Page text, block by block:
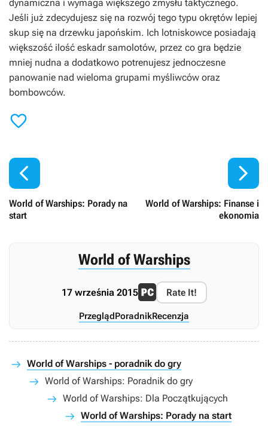
dynamiczna i wymaga większego zmysłu taktycznego.
Jeśli już zdecydujesz się na rozwój tego typu okrętów lepiej
skup się na drzewku japońskim. Ich lotniskowce posiadają
większość ilość eskadr samolotów, przez co gra będzie
mniej nudna a dodatkowo potrenujesz jednoczesne
panowanie nad wieloma grupami myśliwców oraz
bombowców.


World of Warships: Porady na
start
World of Warships: Finanse i
ekonomia

World of Warships
17 września 2015 Rate It!
PrzeglądPoradnikRecenzja
World of Warships - poradnik do gry
World of Warships: Poradnik do gry
World of Warships: Dla Początkujących
World of Warships: Porady na start